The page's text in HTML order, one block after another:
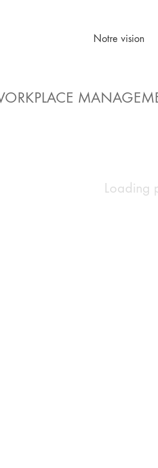
Notre vision
Loading